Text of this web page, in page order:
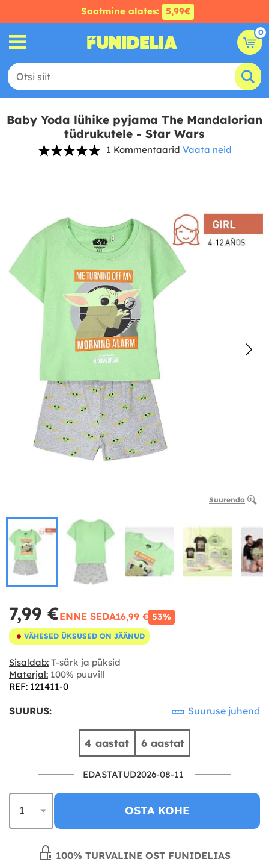
Saatmine alates: 5,99€
0
Baby Yoda lühike pyjama The Mandalorian
tüdrukutele - Star Wars
1 Kommentaarid Vaata neid
Suurenda
7,99 €ENNE SEDA16,99 € 53%
VÄHESED ÜKSUSED ON JÄÄNUD
Sisaldab: T-särk ja püksid
Materjal: 100% puuvill
REF: 121411-0
SUURUS: Suuruse juhend
4 aastat 6 aastat
EDASTATUD2026-08-11
OSTA KOHE
100% TURVALINE OST FUNIDELIAS